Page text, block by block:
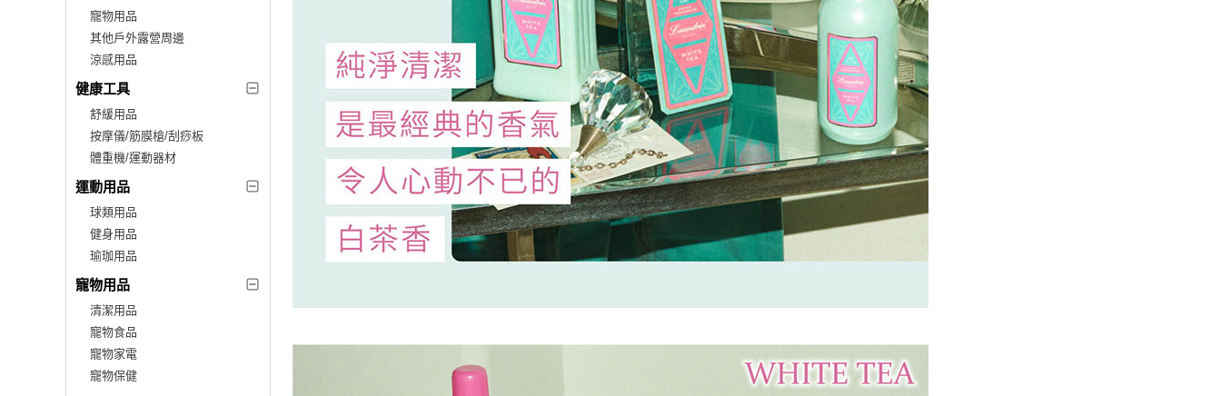
寵物用品
其他戶外露營周邊
涼感用品
健康工具
舒緩用品
按摩儀/筋膜槍/刮痧板
體重機/運動器材
運動用品
球類用品
健身用品
瑜珈用品
寵物用品
清潔用品
寵物食品
寵物家電
寵物保健